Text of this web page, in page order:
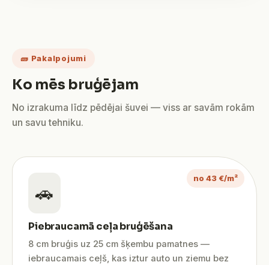
🧱 Pakalpojumi
Ko mēs bruģējam
No izrakuma līdz pēdējai šuvei — viss ar savām rokām
un savu tehniku.
no 43 €/m²
🚗
Piebraucamā ceļa bruģēšana
8 cm bruģis uz 25 cm šķembu pamatnes —
iebraucamais ceļš, kas iztur auto un ziemu bez